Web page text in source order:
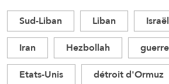
Sud-Liban Liban Israël
Iran
Hezbollah
Etats-Unis
détroit d'Ormuz